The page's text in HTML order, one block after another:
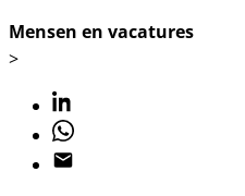
Mensen en vacatures
>
Linkedin
Whatsapp
Email